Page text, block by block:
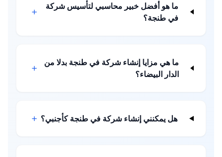
ما هو أفضل خبير محاسبي لتأسيس شركة
في طنجة؟
ما هي مزايا إنشاء شركة في طنجة بدلا من
الدار البيضاء؟
هل يمكنني إنشاء شركة في طنجة كأجنبي؟